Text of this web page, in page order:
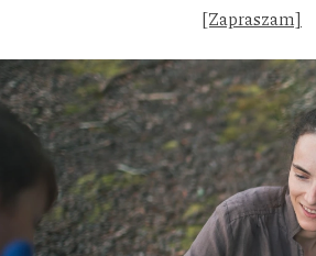
[Zapraszam]